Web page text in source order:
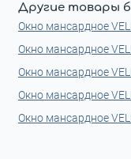
Другие товары
Окно мансардное
Окно мансардное
Окно мансардное
Окно мансардное
Окно мансардное